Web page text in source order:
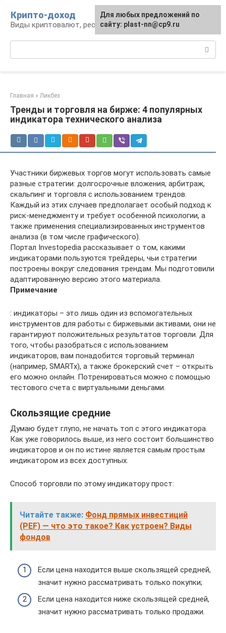
контенту
Крипто-доход
Виды криптовалют, ресурсы и сервисы
Главная » Ликбез
Тренды и торговля на бирже: 4 популярных
индикатора технического анализа
Участники биржевых торгов могут использовать самые
разные стратегии: долгосрочные вложения, арбитраж,
скальпинг и торговля с использованием трендов.
Каждый из этих случаев предполагает особый подход к
риск-менеджменту и требует особенной психологии, а
также применения специализированных инструментов
анализа (в том числе графического).
Портал Investopedia рассказывает о том, какими
индикаторами пользуются трейдеры, чьи стратегии
построены вокруг следования трендам. Мы подготовили
адаптированную версию этого материала.
Примечание
: индикаторы – это лишь один из вспомогательных
инструментов для работы с биржевыми активами, они не
гарантируют положительных результатов торговли. Для
того, чтобы разобраться с использованием
индикаторов, вам понадобится торговый терминал
(например, SMARTx), а также брокерский счет – открыть
его можно онлайн. Потренироваться можно с помощью
тестового счета с виртуальными деньгами.
Скользящие средние
Думаю будет глупо, не начать топ с этого индикатора.
Как уже говорилось выше, из него состоит большинство
индикаторов и он по истине является самым простым
индикатором из всех доступных.
Способ торговли по этому индикатору прост:
Читайте также: Фонд прямых инвестиций
(PEF) — что это такое? Как устроен? Виды
фондов
Если цена находится выше скользящей средней,
значит нужно рассматривать только покупки;
Если цена находится ниже скользящей средней,
значит нужно рассматривать только продажи.
Для любых предложений по
сайту: plast-nn@cp9.ru